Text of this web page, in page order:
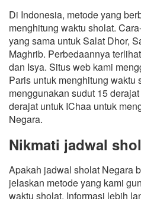
Di Indonesia, metode yang
menghitung waktu sholat.
yang sama untuk Salat Dhor,
Maghrib. Perbedaannya
dan Isya. Situs web kami
Paris untuk menghitung waktu
menggunakan sudut 15
derajat untuk IChaa untuk
Negara.
Nikmati jadwal
Apakah jadwal sholat Negara
jelaskan metode yang kami
waktu sholat. Informasi lebih